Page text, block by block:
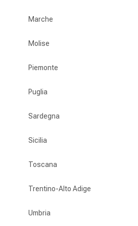
Marche
Molise
Piemonte
Puglia
Sardegna
Sicilia
Toscana
Trentino-Alto Adige
Umbria